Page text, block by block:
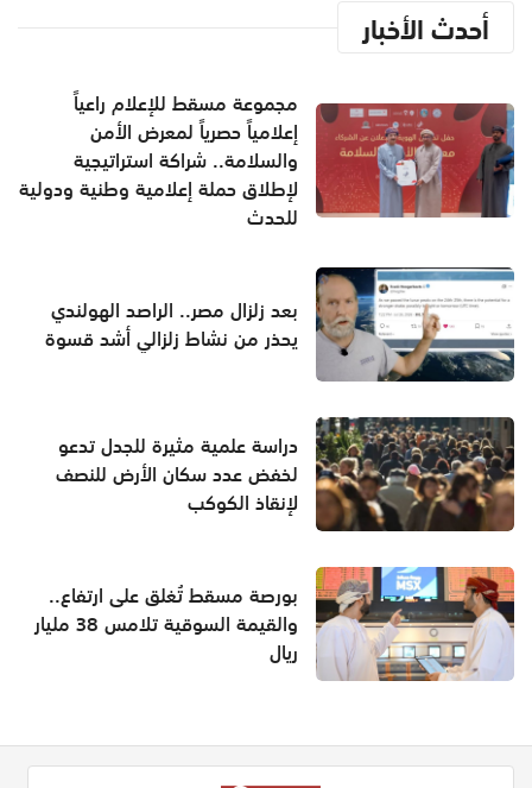
أحدث الأخبار
مجموعة مسقط للإعلام راعياً
إعلامياً حصرياً لمعرض الأمن
والسلامة.. شراكة استراتيجية
لإطلاق حملة إعلامية وطنية ودولية
للحدث
بعد زلزال مصر.. الراصد الهولندي
يحذر من نشاط زلزالي أشد قسوة
دراسة علمية مثيرة للجدل تدعو
لخفض عدد سكان الأرض للنصف
لإنقاذ الكوكب
بورصة مسقط تُغلق على ارتفاع..
والقيمة السوقية تلامس 38 مليار
ريال